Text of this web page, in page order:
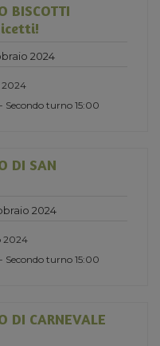
BISCOTTI
2024
2024
Secondo turno 15:00
DI SAN
2024
2024
Secondo turno 15:00
DI CARNEVALE